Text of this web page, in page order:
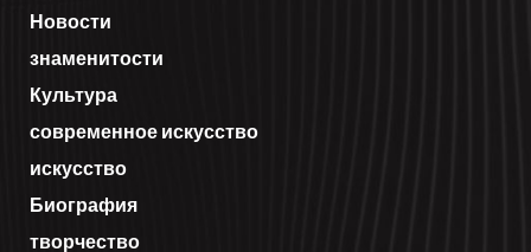
Новости
знаменитости
Культура
современное искусство
искусство
Биография
творчество